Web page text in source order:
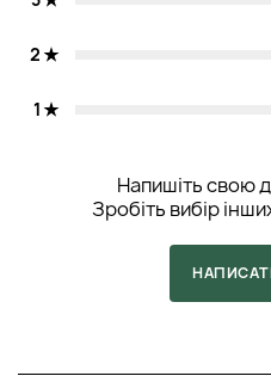
2
1
Напишіть свою
Зробіть вибір